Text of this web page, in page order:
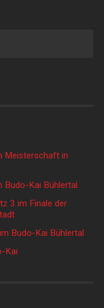
Meisterschaft in
Budo-Kai Bühlertal
3 im Finale der
Budo-Kai Bühlertal
Kai